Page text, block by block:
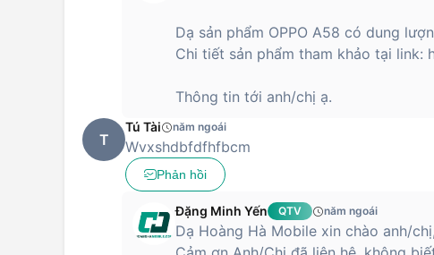
Dạ sản phẩm OPPO A58 có dung
Chi tiết sản phẩm tham khảo tại
Thông tin tới anh/chị ạ.
T
Tú Tài năm ngoái
Wvxshdbfdfhfbcm
Phản hồi
Đặng Minh Yến QTV năm ngoái
Dạ Hoàng Hà Mobile xin chào anh/chị,